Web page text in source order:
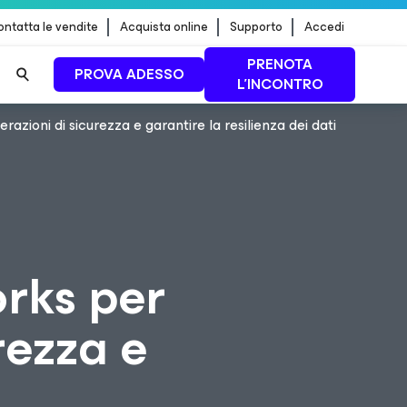
le vendite Acquista online Supporto Accedi
PROVA ADESSO
PRENOTA
L'INCONTRO
di sicurezza e garantire la resilienza dei dati
per
e